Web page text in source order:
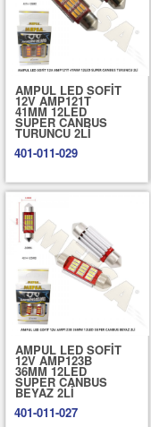
AMPUL LED SOFİT
12V AMP121T
41MM 12LED
SUPER CANBUS
TURUNCU 2Lİ
401-011-029
AMPUL LED SOFİT
12V AMP123B
36MM 12LED
SUPER CANBUS
BEYAZ 2Lİ
401-011-027